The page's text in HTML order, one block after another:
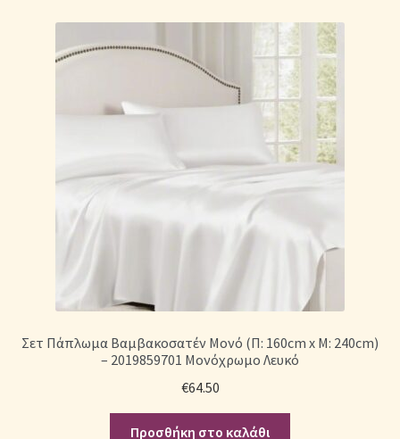
Σετ Πάπλωμα Βαμβακοσατέν Μονό (Π: 160cm x Μ: 240cm)
– 2019859701 Μονόχρωμο Λευκό
€64.50
Προσθήκη στο καλάθι